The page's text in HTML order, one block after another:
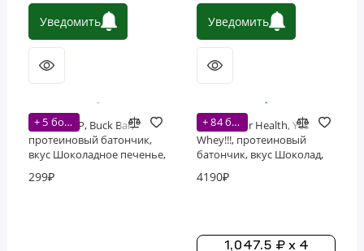
Уведомить Уведомить
+ 5 бонусов
BUCKED UP, Buck Bar,
протеиновый батончик,
вкус Шоколадное печенье,
299₽
+ 84 бонусов
Designs For Health, Yes
Whey!!!, протеиновый
батончик, вкус Шоколад,
4190₽
1,047.5 ₽ x 4